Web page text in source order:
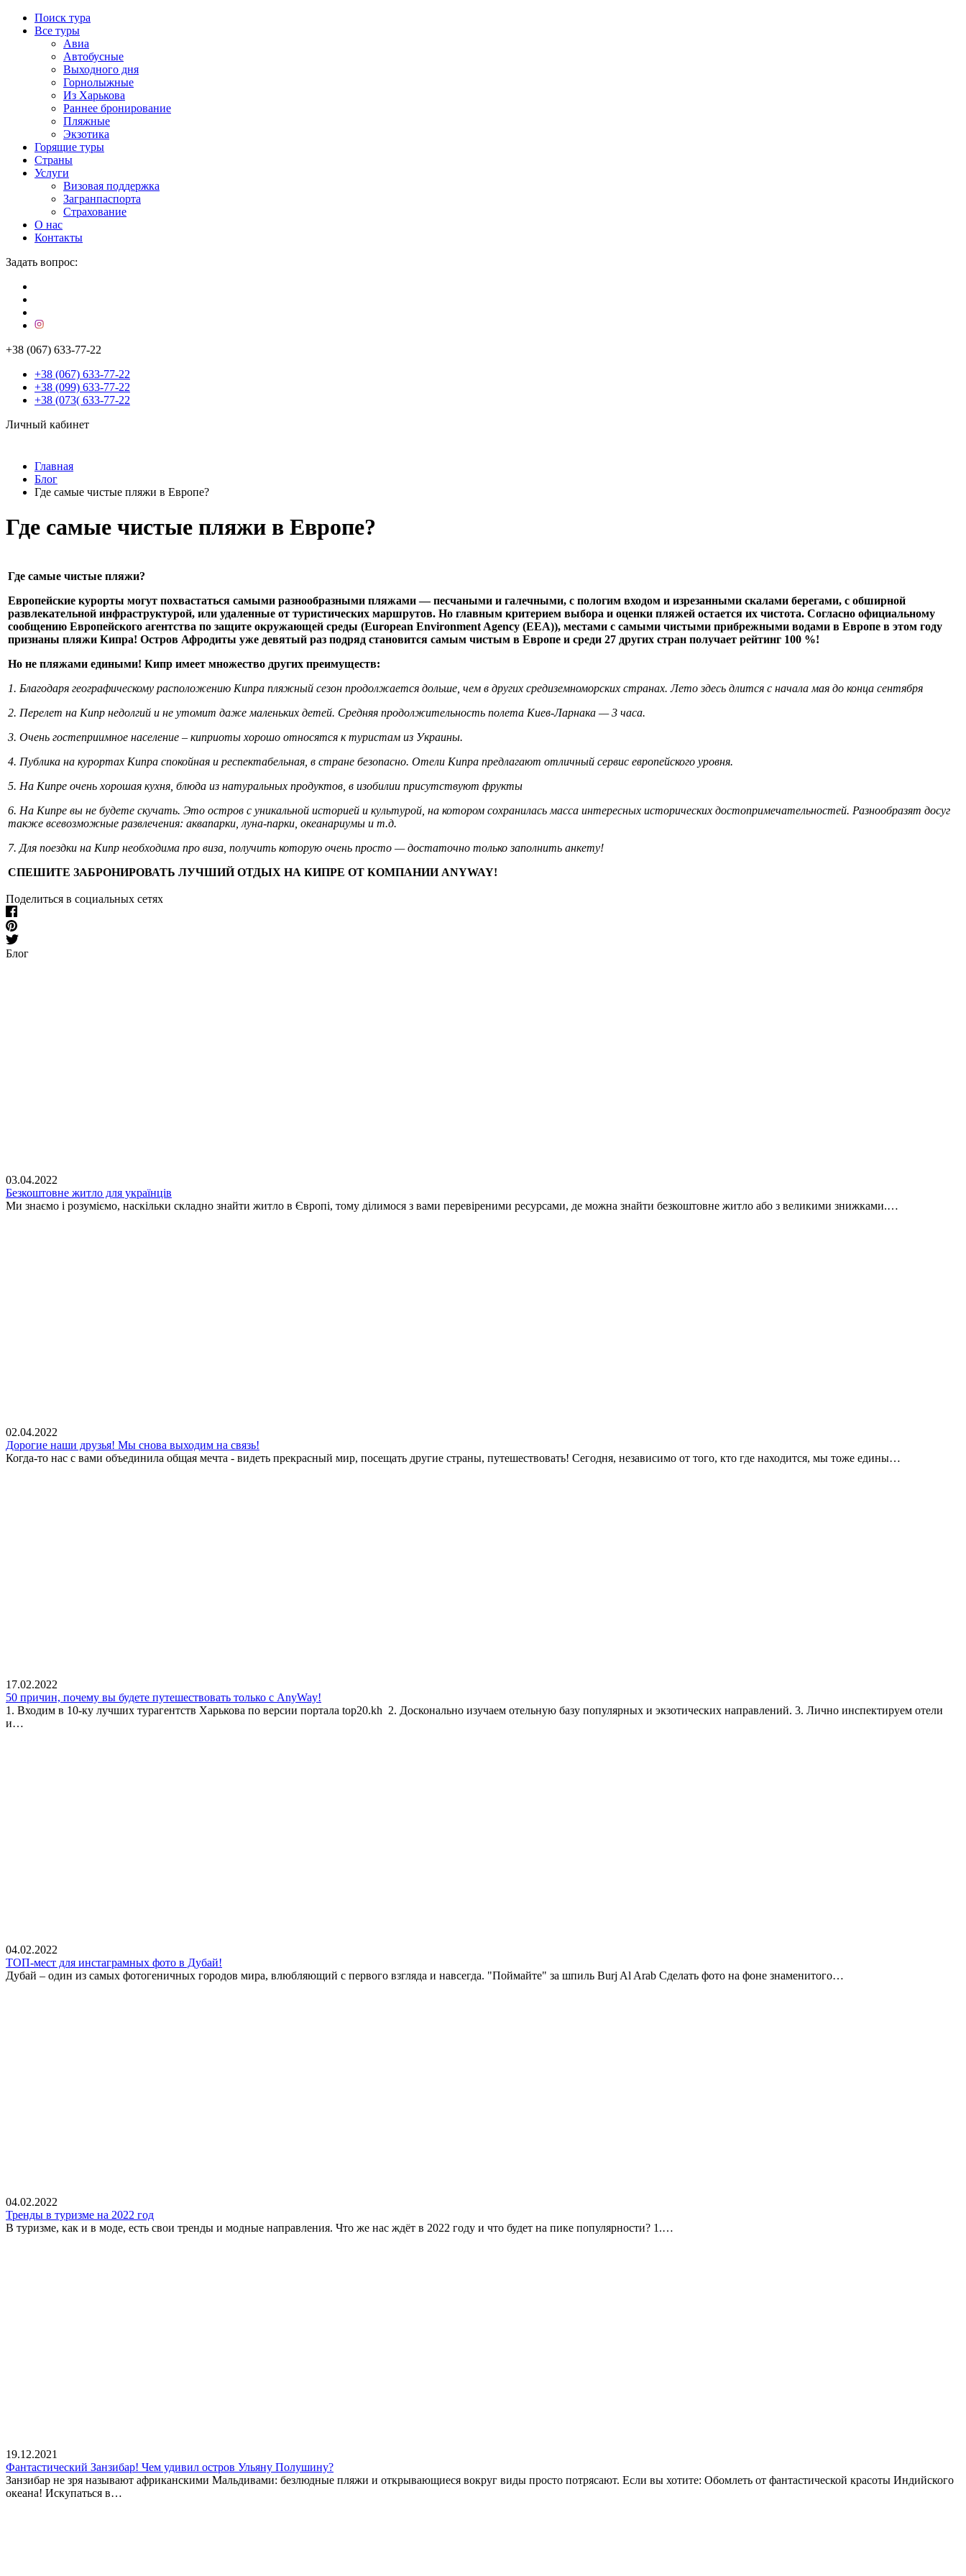
Поиск тура
Все туры
Авиа
Автобусные
Выходного дня
Горнолыжные
Из Харькова
Раннее бронирование
Пляжные
Экзотика
Горящие туры
Страны
Услуги
Визовая поддержка
Загранпаспорта
Страхование
О нас
Контакты
Задать вопрос:
+38 (067) 633-77-22
+38 (067) 633-77-22
+38 (099) 633-77-22
+38 (073( 633-77-22
Личный кабинет
Главная
Блог
Где самые чистые пляжи в Европе?
Где самые чистые пляжи в Европе?
Где самые чистые пляжи?
Европейские курорты могут похвастаться самыми разнообразными пляжами — песчаными и галечными, с пологим входом и изрезанными скалами берегами, с обширной
развлекательной инфраструктурой, или удаленные от туристических маршрутов. Но главным критерием выбора и оценки пляжей остается их чистота. Согласно официальному
сообщению Европейского агентства по защите окружающей среды (European Environment Agency (EEA)), местами с самыми чистыми прибрежными водами в Европе в этом году
признаны пляжи Кипра! Остров Афродиты уже девятый раз подряд становится самым чистым в Европе и среди 27 других стран получает рейтинг 100 %!
Но не пляжами едиными! Кипр имеет множество других преимуществ:
1. Благодаря географическому расположению Кипра пляжный сезон продолжается дольше, чем в других средиземноморских странах. Лето здесь длится с начала мая до конца сентября
2. Перелет на Кипр недолгий и не утомит даже маленьких детей. Средняя продолжительность полета Киев-Ларнака — 3 часа.
3. Очень гостеприимное население – киприоты хорошо относятся к туристам из Украины.
4. Публика на курортах Кипра спокойная и респектабельная, в стране безопасно. Отели Кипра предлагают отличный сервис европейского уровня.
5. На Кипре очень хорошая кухня, блюда из натуральных продуктов, в изобилии присутствуют фрукты
6. На Кипре вы не будете скучать. Это остров с уникальной историей и культурой, на котором сохранилась масса интересных исторических достопримечательностей. Разнообразят досуг
также всевозможные развлечения: аквапарки, луна-парки, океанариумы и т.д.
7. Для поездки на Кипр необходима про виза, получить которую очень просто — достаточно только заполнить анкету!
СПЕШИТЕ ЗАБРОНИРОВАТЬ ЛУЧШИЙ ОТДЫХ НА КИПРЕ ОТ КОМПАНИИ ANYWAY!
Поделиться в социальных сетях
Блог
03.04.2022
Безкоштовне житло для українців
Ми знаємо і розуміємо, наскільки складно знайти житло в Європі, тому ділимося з вами перевіреними ресурсами, де можна знайти безкоштовне житло або з великими знижками.…
02.04.2022
Дорогие наши друзья! Мы снова выходим на связь!
Когда-то нас с вами объединила общая мечта - видеть прекрасный мир, посещать другие страны, путешествовать! Сегодня, независимо от того, кто где находится, мы тоже едины…
17.02.2022
50 причин, почему вы будете путешествовать только с AnyWay!
1. Входим в 10-ку лучших турагентств Харькова по версии портала top20.kh 2. Досконально изучаем отельную базу популярных и экзотических направлений. 3. Лично инспектируем отели
и…
04.02.2022
ТОП-мест для инстаграмных фото в Дубай!
Дубай – один из самых фотогеничных городов мира, влюбляющий с первого взгляда и навсегда. "Поймайте" за шпиль Burj Al Arab Сделать фото на фоне знаменитого…
04.02.2022
Тренды в туризме на 2022 год
В туризме, как и в моде, есть свои тренды и модные направления. Что же нас ждёт в 2022 году и что будет на пике популярности? 1.…
19.12.2021
Фантастический Занзибар! Чем удивил остров Ульяну Полушину?
Занзибар не зря называют африканскими Мальдивами: безлюдные пляжи и открывающиеся вокруг виды просто потрясают. Если вы хотите: Обомлеть от фантастической красоты Индийского
океана! Искупаться в…